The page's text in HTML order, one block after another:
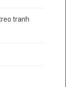
tranh